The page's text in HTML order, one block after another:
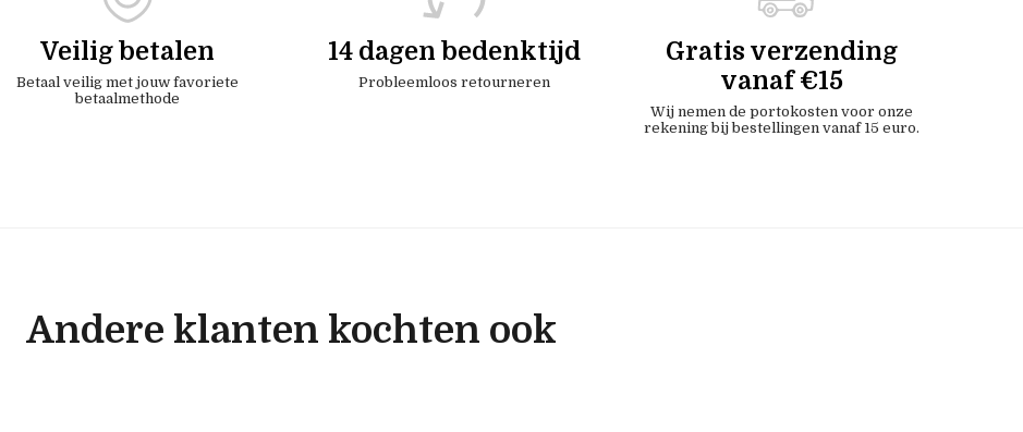
Veilig betalen
Betaal veilig met jouw favoriete
betaalmethode
14 dagen bedenktijd
Probleemloos retourneren
Gratis verzending
vanaf €15
Wij nemen de portokosten voor onze
rekening bij bestellingen vanaf 15 euro.
Andere klanten kochten ook